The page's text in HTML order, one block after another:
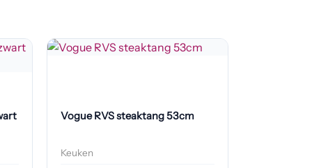
Vogue RVS steaktang 53cm
Keuken